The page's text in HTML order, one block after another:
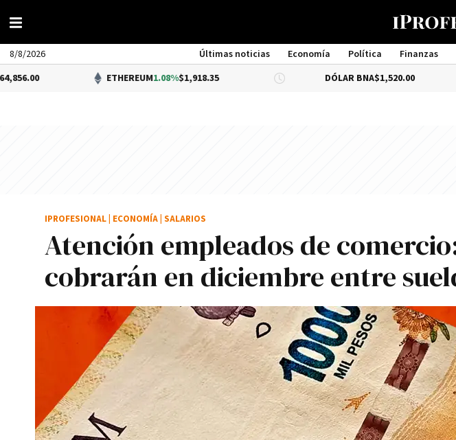
8/8/2026 Últimas noticias Economía Política Finanzas
1.08%$1,918.35 DÓLAR BNA $1,520.00
Atención empleados de
cobrarán en diciembre entre
IPROFESIONAL ECONOMÍA SALARIOS